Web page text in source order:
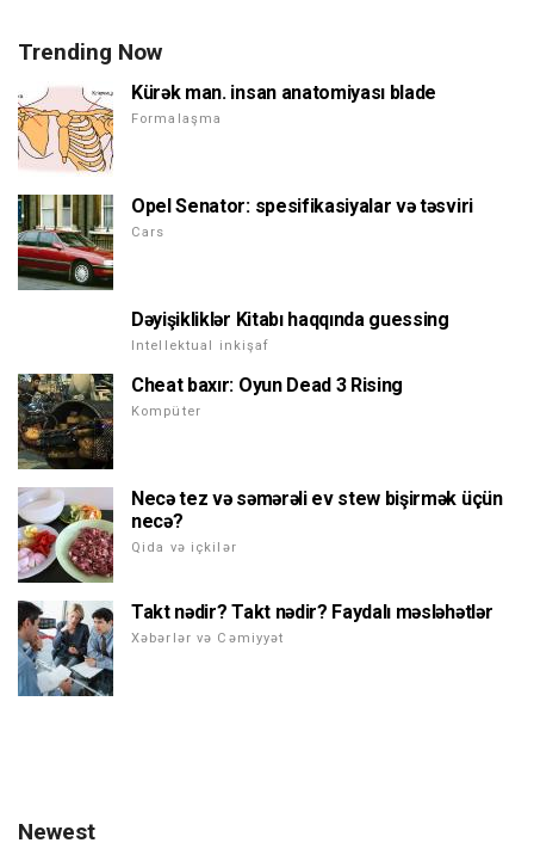
Trending Now
Kürək man. insan anatomiyası blade
Formalaşma
Opel Senator: spesifikasiyalar və təsviri
Cars
Dəyişikliklər Kitabı haqqında guessing
Intellektual inkişaf
Cheat baxır: Oyun Dead 3 Rising
Kompüter
Necə tez və səmərəli ev stew bişirmək üçün
necə?
Qida və içkilər
Takt nədir? Takt nədir? Faydalı məsləhətlər
Xəbərlər və Cəmiyyət
Newest